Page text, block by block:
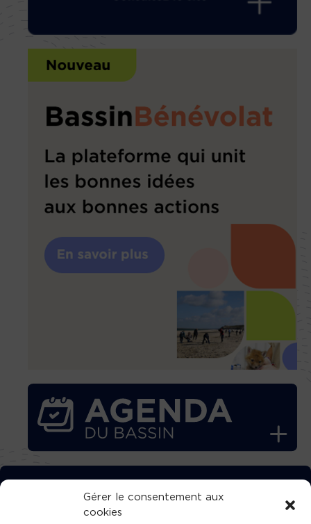
Gérer le consentement aux
cookies
TÉLÉCHARGEZ GRATUITEMENT
L’APPLICATION TVBA !